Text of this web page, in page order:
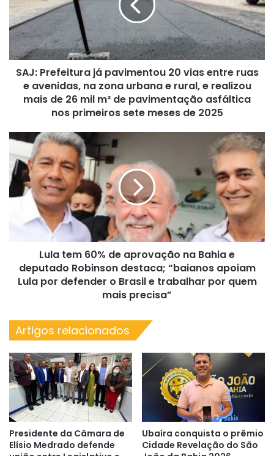
vias
entre
ruas
e
avenidas,
zona
rural,
realizou
mais
de
26
pavimentação
asfáltica
nos
primeiros
de
2025
SAJ: Prefeitura já pavimentou 20 vias entre ruas
e avenidas, na zona urbana e rural, e realizou
mais de 26 mil m² de pavimentação asfáltica
nos primeiros sete meses de 2025
Lula
60%
de
aprovação
Robinson
destaca;
“baianos
defender
o
Brasil
e
trabalhar
por
quem
mais
precisa”
Lula tem 60% de aprovação na Bahia e
deputado Robinson destaca; “baianos apoiam
Lula por defender o Brasil e trabalhar por quem
mais precisa”
Artigos relacionados
Presidente da Câmara de
Elísio Medrado defende
Ubaíra conquista o prêmio
Cidade Revelação do São